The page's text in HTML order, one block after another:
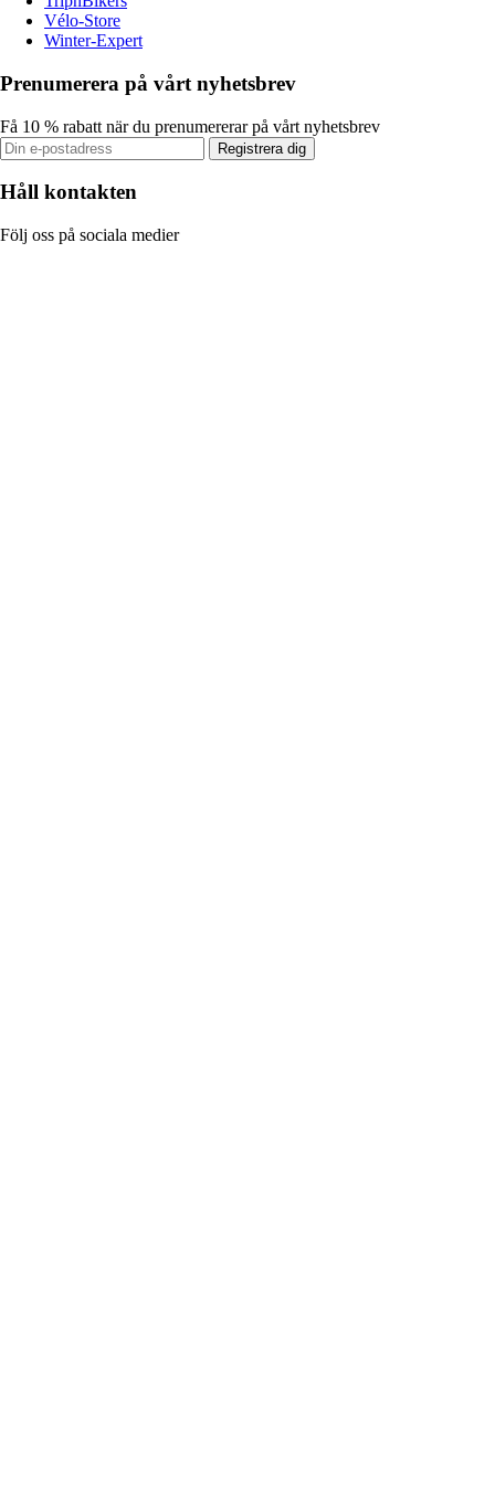
Vélo-Store
Winter-Expert
Prenumerera på vårt nyhetsbrev
Få 10 % rabatt när du prenumererar på vårt nyhetsbrev
Registrera dig
Håll kontakten
Följ oss på sociala medier